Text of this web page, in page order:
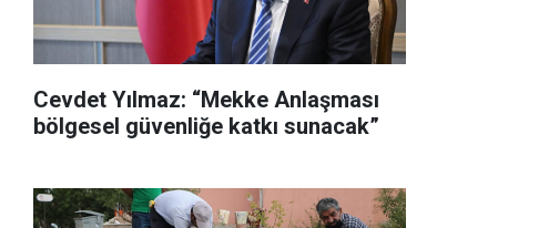
Cevdet Yılmaz: “Mekke Anlaşması
bölgesel güvenliğe katkı sunacak”